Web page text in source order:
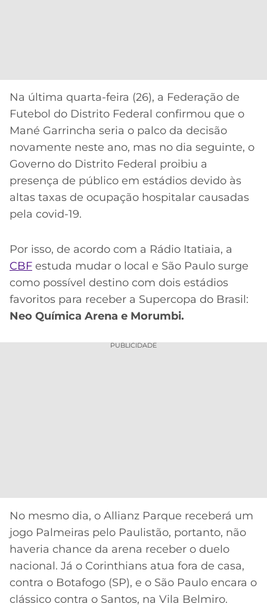
ATLÉTICO
MG
CRUZEIRO
Na última quarta-feira (26), a Federação de
Futebol do Distrito Federal confirmou que o
Mané Garrincha seria o palco da decisão
novamente neste ano, mas no dia seguinte, o
Governo do Distrito Federal proibiu a
presença de público em estádios devido às
altas taxas de ocupação hospitalar causadas
pela covid-19.
Por isso, de acordo com a Rádio Itatiaia, a
CBF estuda mudar o local e São Paulo surge
como possível destino com dois estádios
favoritos para receber a Supercopa do Brasil:
Neo Química Arena e Morumbi.
PUBLICIDADE
No mesmo dia, o Allianz Parque receberá um
jogo Palmeiras pelo Paulistão, portanto, não
haveria chance da arena receber o duelo
nacional. Já o Corinthians atua fora de casa,
contra o Botafogo (SP), e o São Paulo encara o
clássico contra o Santos, na Vila Belmiro.